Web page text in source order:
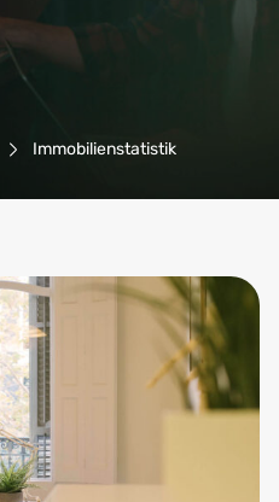
Immobilienstatistik